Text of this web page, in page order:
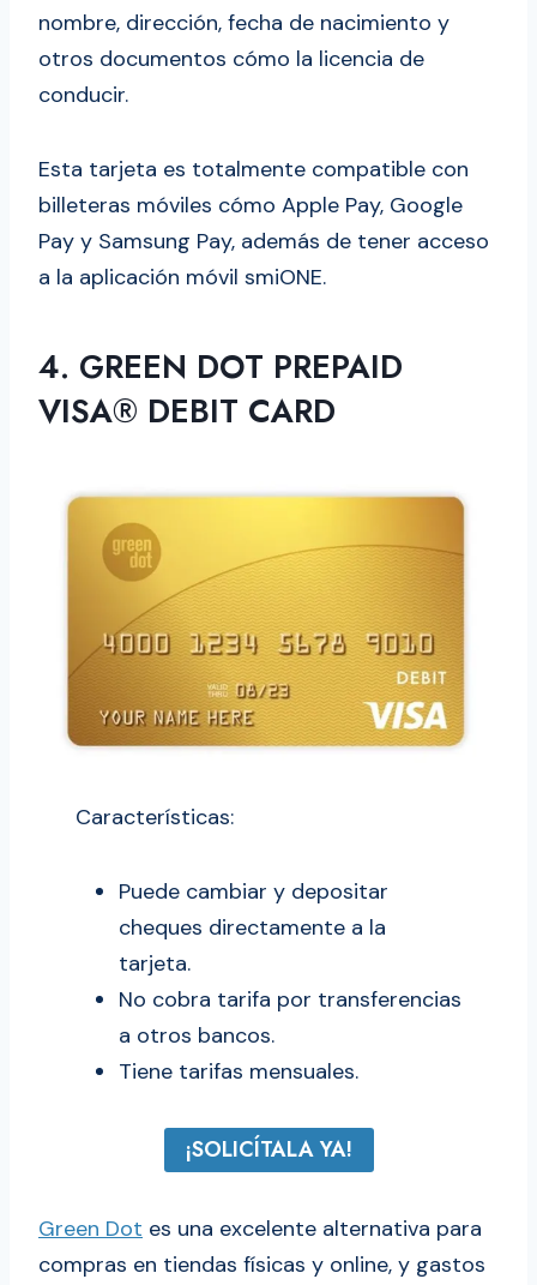
nombre, dirección, fecha de nacimiento y
otros documentos cómo la licencia de
conducir.
Esta tarjeta es totalmente compatible con
billeteras móviles cómo Apple Pay, Google
Pay y Samsung Pay, además de tener acceso
a la aplicación móvil smiONE.
4. GREEN DOT PREPAID
VISA® DEBIT CARD
Características:
Puede cambiar y depositar
cheques directamente a la
tarjeta.
No cobra tarifa por transferencias
a otros bancos.
Tiene tarifas mensuales.
¡SOLICÍTALA YA!
Green Dot es una excelente alternativa para
compras en tiendas físicas y online, y gastos